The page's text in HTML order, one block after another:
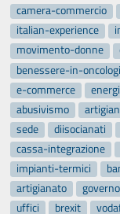
camera-commercio
italian-experience
movimento-donne
benessere-in-
e-commerce
abusivismo
sede
diisocianati
cassa-integrazione
impianti-termici
artigianato
governo
uffici
brexit